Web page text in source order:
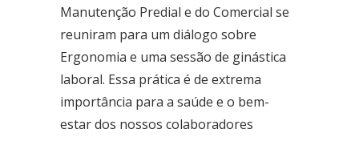
Fone: (61) 3030-6666
QNN 30 Área Especial F
Fone: (61) 3035-6666
SGCV Sul Lote 12, Parte C, EPIA
Manutenção Predial e do Comercial se
reuniram para um diálogo sobre
Ergonomia e uma sessão de ginástica
laboral. Essa prática é de extrema
importância para a saúde e o bem-
estar dos nossos colaboradores